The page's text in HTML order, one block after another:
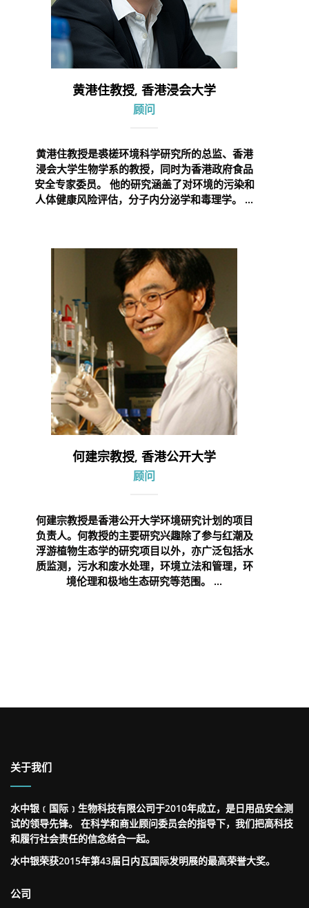
黄港住教授, 香港浸会大学
顾问
黄港住教授是裘槎环境科学研究所的总监、香港
浸会大学生物学系的教授，同时为香港政府食品
安全专家委员。 他的研究涵盖了对环境的污染和
人体健康风险评估，分子内分泌学和毒理学。 ...
何建宗教授, 香港公开大学
顾问
何建宗教授是香港公开大学环境研究计划的项目
负责人。何教授的主要研究兴趣除了参与红潮及
浮游植物生态学的研究项目以外，亦广泛包括水
质监测，污水和废水处理，环境立法和管理，环
境伦理和极地生态研究等范围。 ...
关于我们
水中银﹝国际﹞生物科技有限公司于2010年成立，是日用品安全测
试的领导先锋。 在科学和商业顾问委员会的指导下，我们把高科技
和履行社会责任的信念结合一起。
水中银荣获2015年第43届日内瓦国际发明展的最高荣誉大奖。
公司